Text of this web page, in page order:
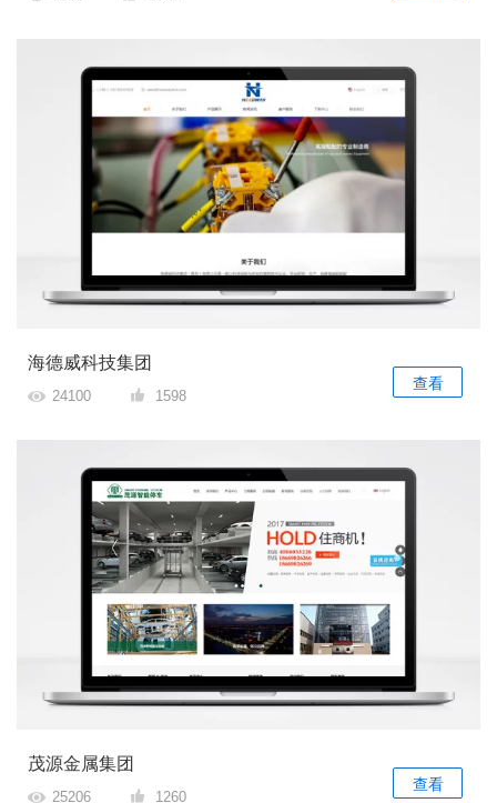
海德威科技集团
24100 1598
查看
茂源金属集团
25206 1260
查看